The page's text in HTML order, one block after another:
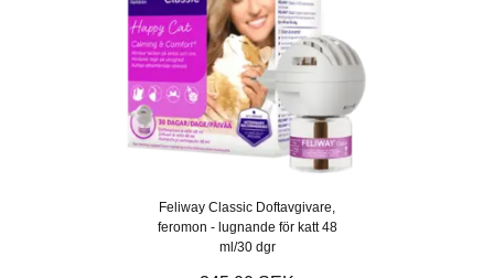
Feliway Classic Doftavgivare,
feromon - lugnande för katt 48
ml/30 dgr